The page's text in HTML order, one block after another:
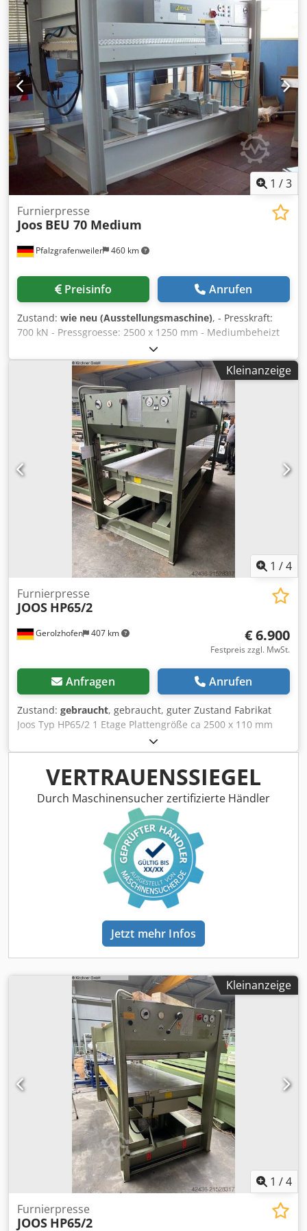
bar Höhe des Pressraumes 400 mm Heizplatten: Elektro-
Heizplatte 2500 x 1250 mm, Oberflächen sind eloxiert,
daher extrem hart, kratz- und abriebfest. Thermische
Hochdruckisolierung zwischen Heizplatte und Presstisch.
Credefhqhaspfx Alnef Betriebstemperaturen maximal
120°C.
1 /3
Pfalzgrafenweiler 460 km
Furnierpresse
Joos BEU 70 Medium
Preisinfo Anrufen
Zustand: wie neu (Ausstellungsmaschine), - Presskraft:
700 kN - Pressgroesse: 2500 x 1250 mm - Mediumbeheizt
(Wasser), inkl. Heizgeraet bis zu einer Temperatur von
85°C. - Inkl. Joos-A.B.S.-System zum Schutz der Cedpfx
Alowaznjnsrf Heizplatten bei Fehlbelegung Preis aufKleinanzeige
1 /4
Gerolzhofen 407 km
Furnierpresse
JOOS HP65/2
€ 6.900
Festpreis zzgl. MwSt.
Anfragen Anrufen
Zustand: gebraucht, gebraucht, guter Zustand Fabrikat
Joos Typ HP65/2 1 Etage Plattengröße ca 2500 x 110 mm
Öffnungsweite ca 360 mm Seitenführung Heizung
elektrisch Aluplatten Kolbendurchmesser 80 mm
Unterkolben 4 Stück Platzbedarf ca. 2900 x 1300 x 1900
mm Credpjyu U Evsfx Alnef Gewicht ca. 3200 kg
Gesamtanschlusswert 15,4 kW Lagerort 97447 Gerolzhofen,
frei verladen, unverpackt Übergabe im Istzustand wie
besichtigt, ohne Garantie und Gewährleistung
VERTRAUENSSIEGEL
Durch Maschinensucher zertifizierte Händler
Jetzt mehr Infos
Kleinanzeige
1 /4
Furnierpresse
JOOS HP65/2